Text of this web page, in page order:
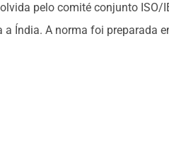
pelo comité conjunto ISO/
a Índia. A norma foi preparada